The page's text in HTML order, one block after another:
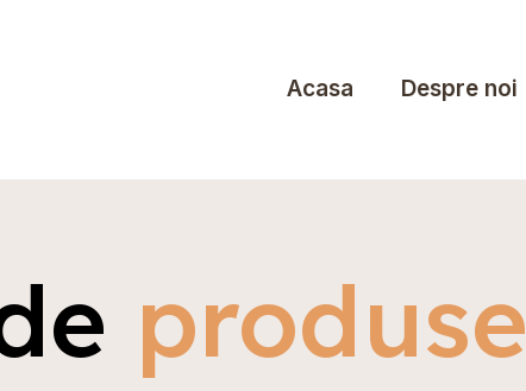
Acasa Despre noi
produse